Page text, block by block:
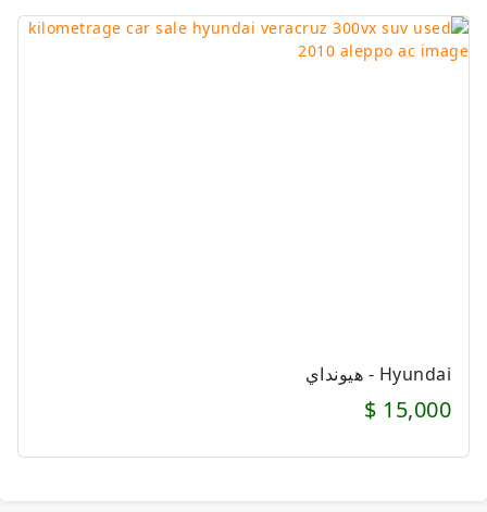
Hyundai - هيونداي
15,000 $